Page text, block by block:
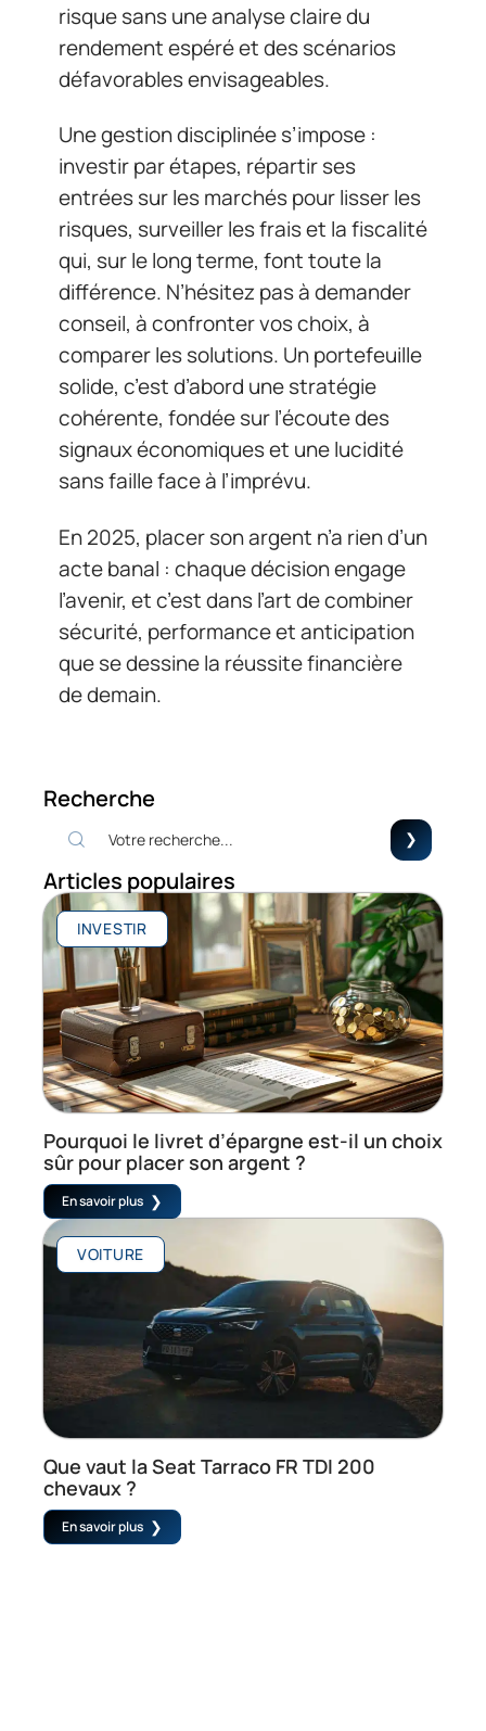
risque sans une analyse claire du
rendement espéré et des scénarios
défavorables envisageables.
Une gestion disciplinée s’impose :
investir par étapes, répartir ses
entrées sur les marchés pour lisser les
risques, surveiller les frais et la fiscalité
qui, sur le long terme, font toute la
différence. N’hésitez pas à demander
conseil, à confronter vos choix, à
comparer les solutions. Un portefeuille
solide, c’est d’abord une stratégie
cohérente, fondée sur l’écoute des
signaux économiques et une lucidité
sans faille face à l’imprévu.
En 2025, placer son argent n’a rien d’un
acte banal : chaque décision engage
l’avenir, et c’est dans l’art de combiner
sécurité, performance et anticipation
que se dessine la réussite financière
de demain.
Recherche
Articles populaires
INVESTIR
Pourquoi le livret d’épargne est-il un choix
sûr pour placer son argent ?
En savoir plus
VOITURE
Que vaut la Seat Tarraco FR TDI 200
chevaux ?
En savoir plus